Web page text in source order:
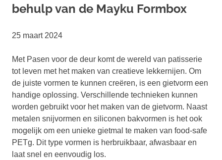
behulp van de Mayku Formbox
25 maart 2024
Met Pasen voor de deur komt de wereld van patisserie
tot leven met het maken van creatieve lekkernijen. Om
de juiste vormen te kunnen creëren, is een gietvorm een
handige oplossing. Verschillende technieken kunnen
worden gebruikt voor het maken van de gietvorm. Naast
metalen snijvormen en siliconen bakvormen is het ook
mogelijk om een unieke gietmal te maken van food-safe
PETg. Dit type vormen is herbruikbaar, afwasbaar en
laat snel en eenvoudig los.